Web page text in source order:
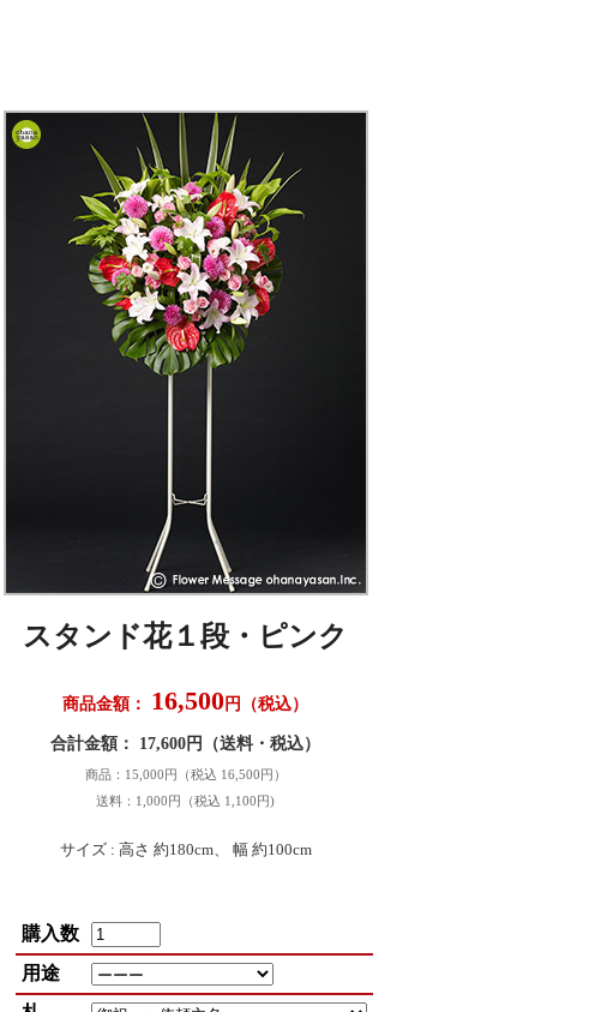
スタンド花１段・ピンク
商品金額： 16,500 円（税込）
合計金額： 17,600円（送料・税込）
商品：15,000円（税込 16,500円）
送料：1,000円（税込 1,100円)
サイズ : 高さ 約180cm、 幅 約100cm
購入数
用途